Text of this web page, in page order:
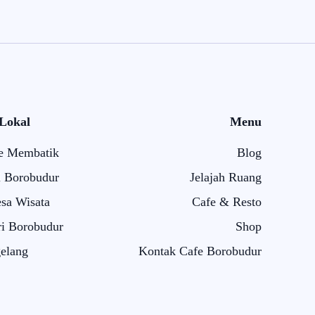
Membatik
Borobudur
Wisata
Borobudur
Menu
Blog
Jelajah Ruang
Cafe & Resto
Shop
Kontak Cafe Borobudur